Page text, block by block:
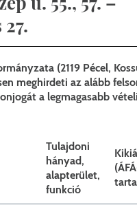
Önkormányzata
való
Polgármesteri Hivatal
csapadékvíz-
Pécelen II.
Város
Applikáció
Diéta/Allergia
térítési díjak
2026. tanév
(2119 Pécel,
meghirdeti az alább
a legmagasabb
Tulajdoni
hányad,
alapterület,
funkció